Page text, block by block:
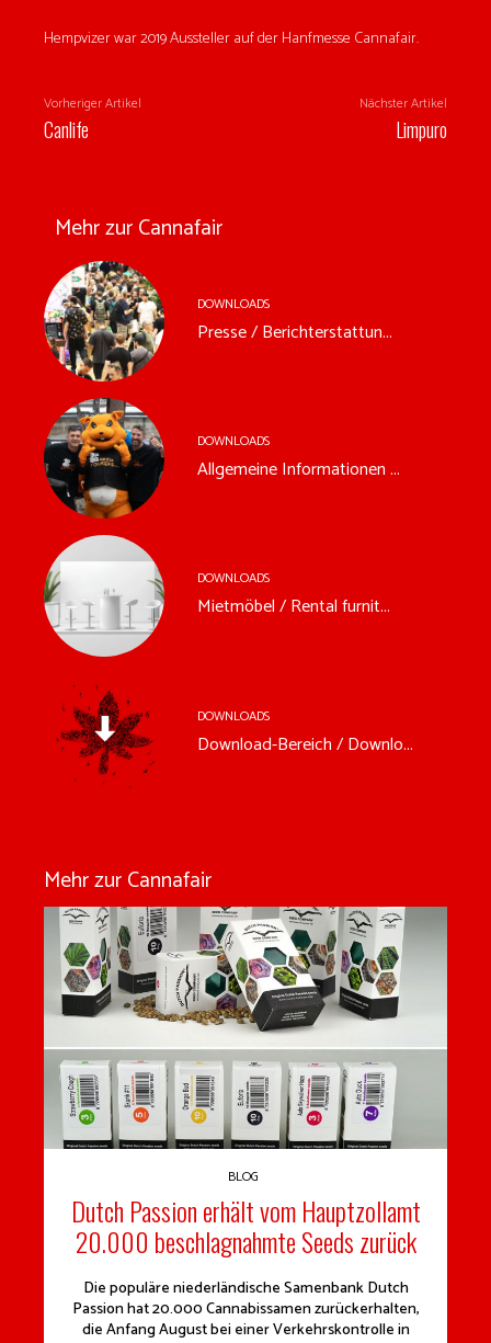
Hempvizer war 2019 Aussteller auf der Hanfmesse Cannafair.
Vorheriger Artikel
Canlife
Nächster Artikel
Limpuro
Mehr zur Cannafair
DOWNLOADS
Presse / Berichterstattun...
DOWNLOADS
Allgemeine Informationen ...
DOWNLOADS
Mietmöbel / Rental furnit...
DOWNLOADS
Download-Bereich / Downlo...
Mehr zur Cannafair
BLOG
Dutch Passion erhält vom Hauptzollamt
20.000 beschlagnahmte Seeds zurück
Die populäre niederländische Samenbank Dutch
Passion hat 20.000 Cannabissamen zurückerhalten,
die Anfang August bei einer Verkehrskontrolle in